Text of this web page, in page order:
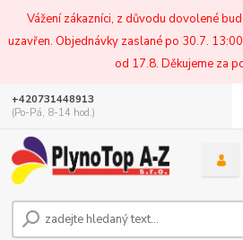
Vážení zákazníci, z důvodu dovolené
uzavřen. Objednávky zaslané po 30.7.
od 17.8. Děkujeme za
+420731448913
(Po-Pá, 8-14 hod.)